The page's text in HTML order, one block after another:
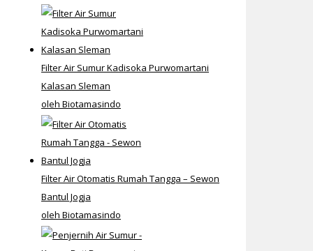
Filter Air Sumur Kadisoka Purwomartani
Kalasan Sleman
oleh Biotamasindo
Filter Air Otomatis Rumah Tangga – Sewon
Bantul Jogja
oleh Biotamasindo